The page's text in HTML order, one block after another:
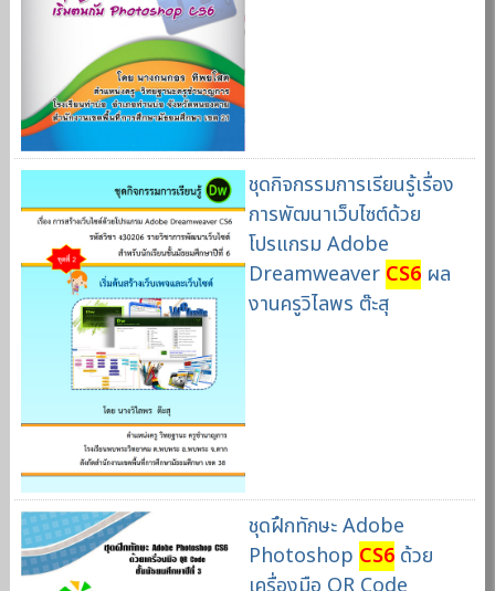
ชุดกิจกรรมการเรียนรู้เรื่อง
การพัฒนาเว็บไซต์ด้วย
โปรแกรม Adobe
Dreamweaver CS6ผล
งานครูวิไลพร ต๊ะสุ
ชุดฝึกทักษะ Adobe
Photoshop CS6ด้วย